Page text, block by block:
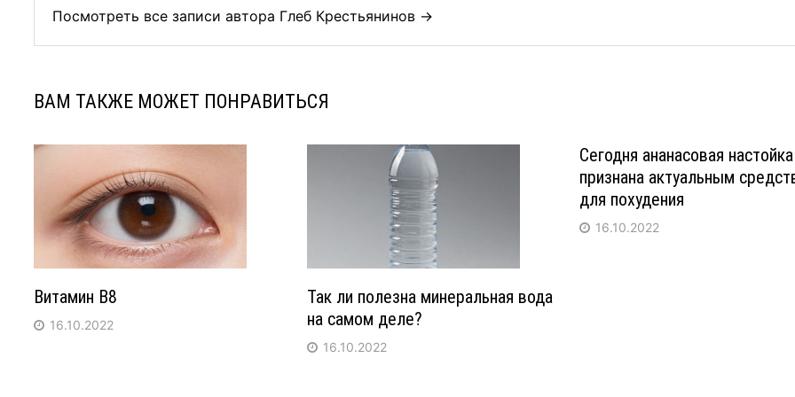
Посмотреть все записи автора Глеб Крестьянинов →
ВАМ ТАКЖЕ МОЖЕТ ПОНРАВИТЬСЯ
Витамин B8
16.10.2022
Так ли полезна минеральная вода
на самом деле?
16.10.2022
Сегодня ананасовая настойка
признана актуальным
для похудения
16.10.2022